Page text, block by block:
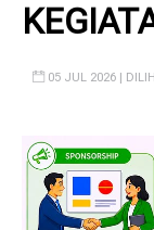
05 JUL 2026 |